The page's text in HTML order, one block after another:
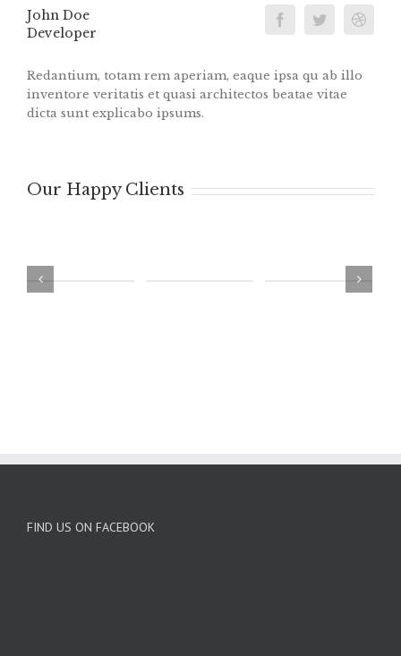
John Doe
Developer
Redantium, totam rem aperiam, eaque ipsa qu ab illo
inventore veritatis et quasi architectos beatae vitae
dicta sunt explicabo ipsums.
Our Happy Clients
FIND US ON FACEBOOK